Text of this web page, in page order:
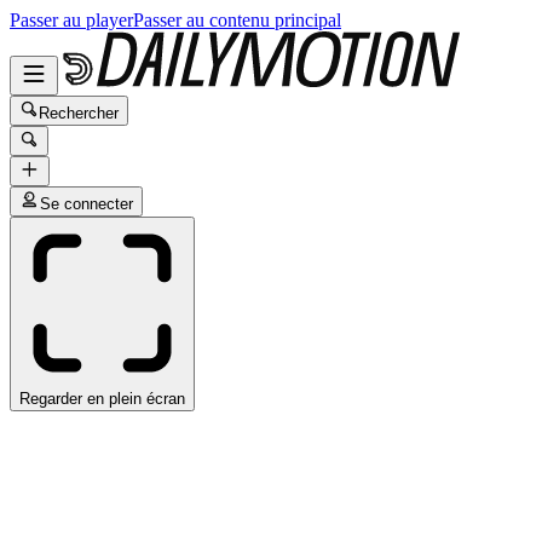
Passer au playerPasser au contenu principal
Rechercher
Se connecter
Regarder en plein écran